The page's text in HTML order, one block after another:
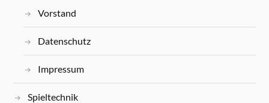
Vorstand
Datenschutz
Impressum
Spieltechnik